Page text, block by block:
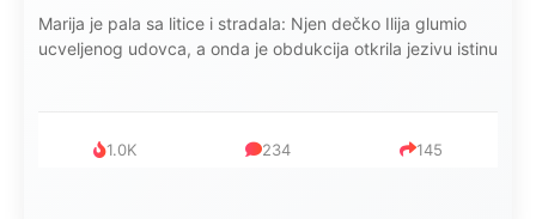
Kad se Marin suprug razbolio ona ga kupala, pelene mu
mijenjala: Jedno jutro je poslao po čokoladu..
999 321 234